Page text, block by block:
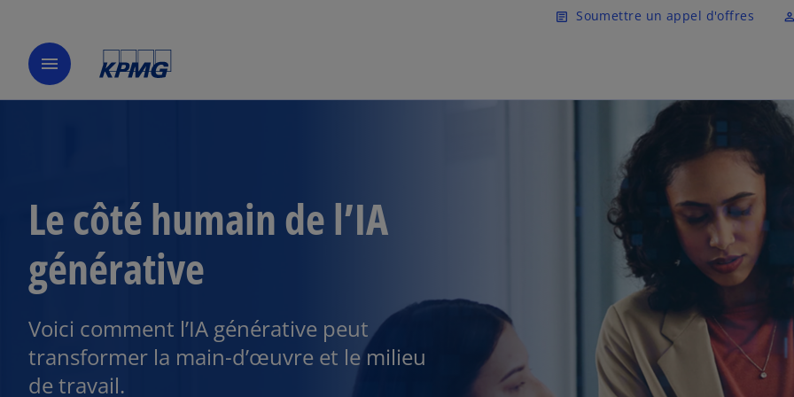
Skip to main content
article Soumettre un appel d'offres perm_identity
menu
Le côté humain de l’IA
générative
Voici comment l’IA générative peut
transformer la main-d’œuvre et le milieu
de travail.